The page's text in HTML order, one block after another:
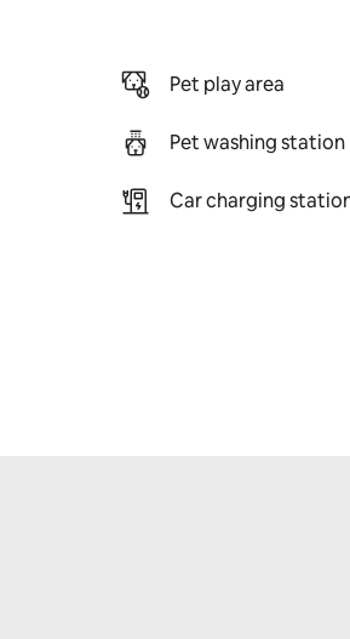
Pet play area
Pet washing station
Car charging